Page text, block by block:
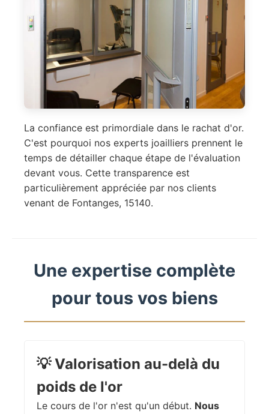
La confiance est primordiale dans le rachat d'or.
C'est pourquoi nos experts joailliers prennent le
temps de détailler chaque étape de l'évaluation
devant vous. Cette transparence est
particulièrement appréciée par nos clients
venant de Fontanges, 15140.
Une expertise complète
pour tous vos biens
💡Valorisation au-delà du
poids de l'or
Le cours de l'or n'est qu'un début. Nous